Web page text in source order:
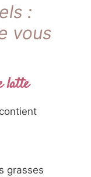
:
vous
latte
grasses